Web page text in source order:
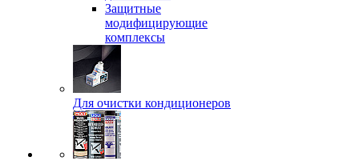
Защитные
модифицирующие
комплексы
Для очистки кондиционеров